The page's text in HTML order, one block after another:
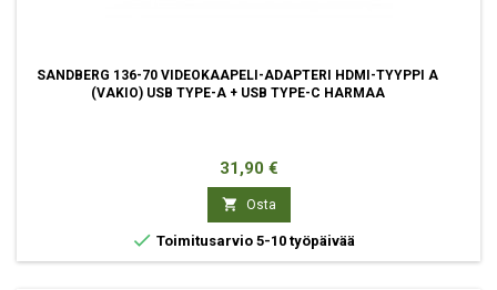
SANDBERG 136-70 VIDEOKAAPELI-ADAPTERI HDMI-TYYPPI A
(VAKIO) USB TYPE-A + USB TYPE-C HARMAA
Hinta
31,90 €
 Osta
 Toimitusarvio 5-10 työpäivää